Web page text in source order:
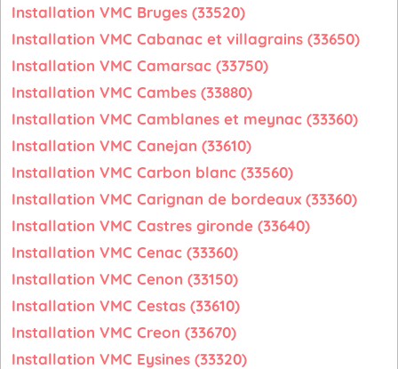
Installation VMC Bruges (33520)
Installation VMC Cabanac et villagrains (33650)
Installation VMC Camarsac (33750)
Installation VMC Cambes (33880)
Installation VMC Camblanes et meynac (33360)
Installation VMC Canejan (33610)
Installation VMC Carbon blanc (33560)
Installation VMC Carignan de bordeaux (33360)
Installation VMC Castres gironde (33640)
Installation VMC Cenac (33360)
Installation VMC Cenon (33150)
Installation VMC Cestas (33610)
Installation VMC Creon (33670)
Installation VMC Eysines (33320)